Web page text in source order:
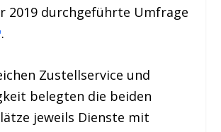
2019 durchgeführte Umfrage
.
Zustellservice und
belegten die beiden
jeweils Dienste mit